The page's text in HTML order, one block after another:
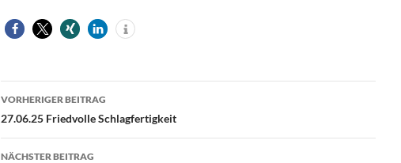
Beitragsnavigation
VORHERIGER BEITRAG
27.06.25 Friedvolle Schlagfertigkeit
NÄCHSTER BEITRAG